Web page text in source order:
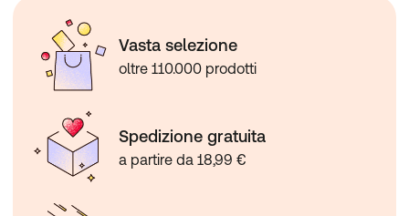
Vasta selezione
oltre 110.000 prodotti
Spedizione gratuita
a partire da 18,99 €